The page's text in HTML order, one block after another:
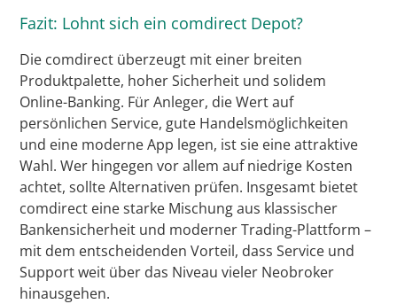
Fazit: Lohnt sich ein comdirect Depot?
Die comdirect überzeugt mit einer breiten
Produktpalette, hoher Sicherheit und solidem
Online-Banking. Für Anleger, die Wert auf
persönlichen Service, gute Handelsmöglichkeiten
und eine moderne App legen, ist sie eine attraktive
Wahl. Wer hingegen vor allem auf niedrige Kosten
achtet, sollte Alternativen prüfen. Insgesamt bietet
comdirect eine starke Mischung aus klassischer
Bankensicherheit und moderner Trading-Plattform –
mit dem entscheidenden Vorteil, dass Service und
Support weit über das Niveau vieler Neobroker
hinausgehen.